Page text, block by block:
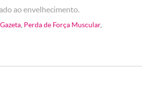
ao envelhecimento.
Perda de Força Muscular,